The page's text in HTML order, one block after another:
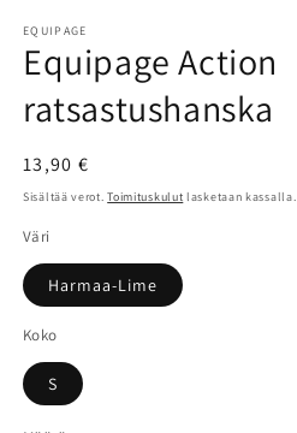
1
modaalisessa
ikkunassa
EQUIPAGE
Equipage Action
ratsastushanska
Normaalihinta
13,90 €
Sisältää verot.Toimituskulut lasketaan kassalla.
Väri
Harmaa-Lime
Koko
S